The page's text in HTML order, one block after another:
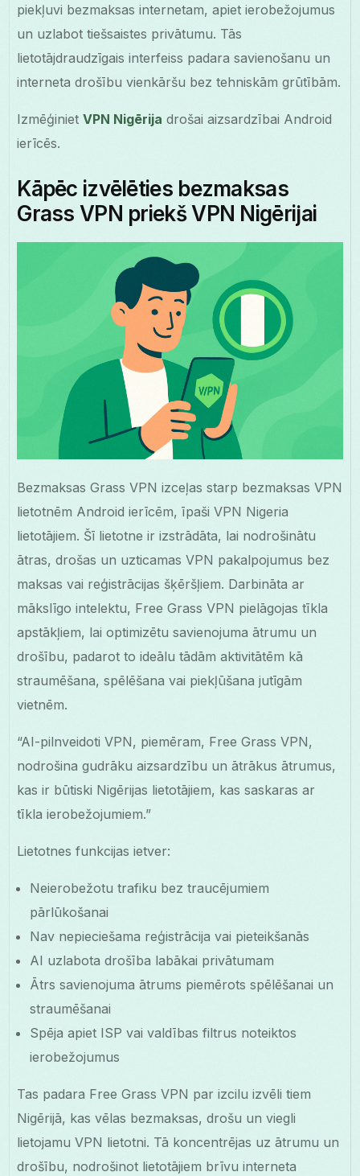
piekļuvi bezmaksas internetam, apiet ierobežojumus
un uzlabot tiešsaistes privātumu. Tās
lietotājdraudzīgais interfeiss padara savienošanu un
interneta drošību vienkāršu bez tehniskām grūtībām.
IzmēģinietVPN Nigērija drošai aizsardzībai Android
ierīcēs.
Kāpēc izvēlēties bezmaksas
Grass VPN priekš VPN Nigērijai
Bezmaksas Grass VPN izceļas starp bezmaksas VPN
lietotnēm Android ierīcēm, īpaši VPN Nigeria
lietotājiem. Šī lietotne ir izstrādāta, lai nodrošinātu
ātras, drošas un uzticamas VPN pakalpojumus bez
maksas vai reģistrācijas šķēršļiem. Darbināta ar
mākslīgo intelektu, Free Grass VPN pielāgojas tīkla
apstākļiem, lai optimizētu savienojuma ātrumu un
drošību, padarot to ideālu tādām aktivitātēm kā
straumēšana, spēlēšana vai piekļūšana jutīgām
vietnēm.
“AI-pilnveidoti VPN, piemēram, Free Grass VPN,
nodrošina gudrāku aizsardzību un ātrākus ātrumus,
kas ir būtiski Nigērijas lietotājiem, kas saskaras ar
tīkla ierobežojumiem.”
Lietotnes funkcijas ietver:
Neierobežotu trafiku bez traucējumiem
pārlūkošanai
Nav nepieciešama reģistrācija vai pieteikšanās
AI uzlabota drošība labākai privātumam
Ātrs savienojuma ātrums piemērots spēlēšanai un
straumēšanai
Spēja apiet ISP vai valdības filtrus noteiktos
ierobežojumus
Tas padara Free Grass VPN par izcilu izvēli tiem
Nigērijā, kas vēlas bezmaksas, drošu un viegli
lietojamu VPN lietotni. Tā koncentrējas uz ātrumu un
drošību, nodrošinot lietotājiem brīvu interneta